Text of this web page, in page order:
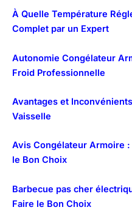
À Quelle Température
Complet par un Expert
Autonomie Congélateur
Froid Professionnelle
Avantages et
Vaisselle
Avis Congélateur Armoire
le Bon Choix
Barbecue pas cher
Faire le Bon Choix